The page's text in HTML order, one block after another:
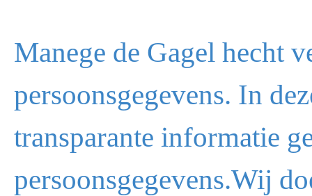
Manege de Gagel hecht
persoonsgegevens. In
transparante informatie
persoonsgegevens.Wij